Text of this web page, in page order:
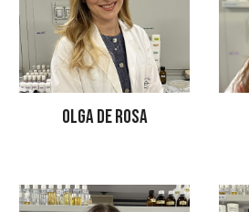
OLGA DE ROSA